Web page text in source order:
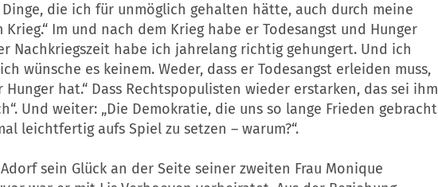
die ich für unmöglich gehalten hätte, auch durch meine
Krieg.“ Im und nach dem Krieg habe er Todesangst und Hunger
Nachkriegszeit habe ich jahrelang richtig gehungert. Und ich
wünsche es keinem. Weder, dass er Todesangst erleiden muss,
Hunger hat.“ Dass Rechtspopulisten wieder erstarken, das sei ihm
Und weiter: „Die Demokratie, die uns so lange Frieden gebracht
leichtfertig aufs Spiel zu setzen – warum?“.
sein Glück an der Seite seiner zweiten Frau Monique